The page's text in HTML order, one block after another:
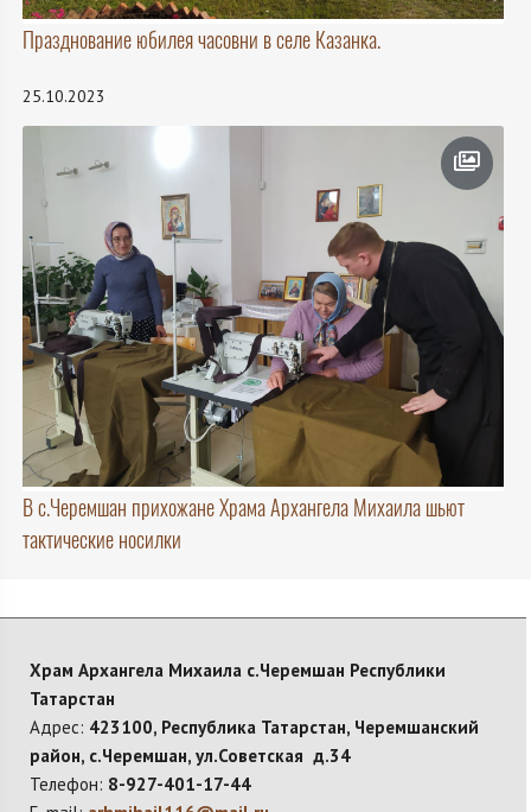
Празднование юбилея часовни в селе Казанка.
25.10.2023
В с.Черемшан прихожане Храма Архангела Михаила шьют
тактические носилки
Храм Архангела Михаила с.Черемшан Республики
Татарстан
Адрес: 423100, Республика Татарстан, Черемшанский
район, с.Черемшан, ул.Советская д.34
Телефон: 8-927-401-17-44